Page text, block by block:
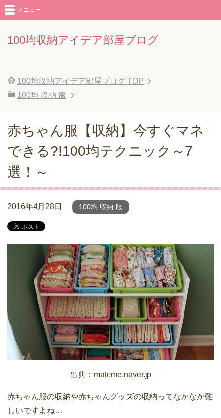
100均収納アイデア部屋ブログ
メニュー
100均収納アイデア部屋ブログ TOP
100均 収納 服
赤ちゃん服【収納】今すぐマネ
できる?!100均テクニック～7
選！～
2016年4月28日 100均 収納 服
出典： matome.naver.jp
赤ちゃん服の収納や赤ちゃんグッズの収納ってなかなか難
しいですよね…